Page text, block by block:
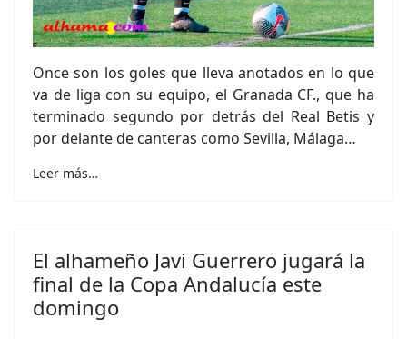
Once son los goles que lleva anotados en lo que
va de liga con su equipo, el Granada CF., que ha
terminado segundo por detrás del Real Betis y
por delante de canteras como Sevilla, Málaga…
Leer más…
El alhameño Javi Guerrero jugará la
final de la Copa Andalucía este
domingo